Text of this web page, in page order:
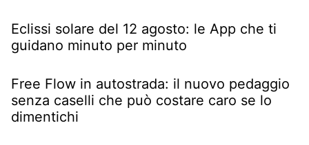
Eclissi solare del 12 agosto: le App che ti
guidano minuto per minuto
Free Flow in autostrada: il nuovo pedaggio
senza caselli che può costare caro se lo
dimentichi